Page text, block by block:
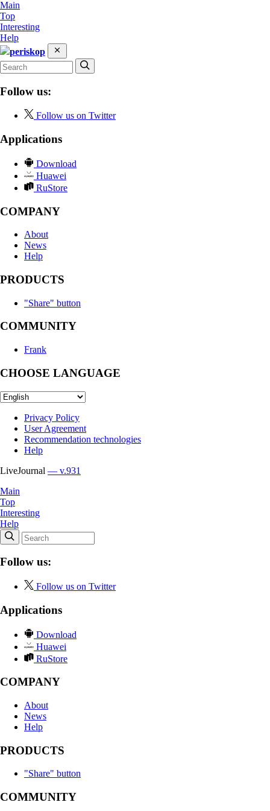
Main
Top
Interesting
Help
periskop
Follow us:
Follow us on Twitter
Applications
Download
Huawei
RuStore
COMPANY
About
News
Help
PRODUCTS
"Share" button
COMMUNITY
Frank
CHOOSE LANGUAGE
Privacy Policy
User Agreement
Recommendation technologies
Help
LiveJournal — v.931
Main
Top
Interesting
Help
Follow us:
Follow us on Twitter
Applications
Download
Huawei
RuStore
COMPANY
About
News
Help
PRODUCTS
"Share" button
COMMUNITY